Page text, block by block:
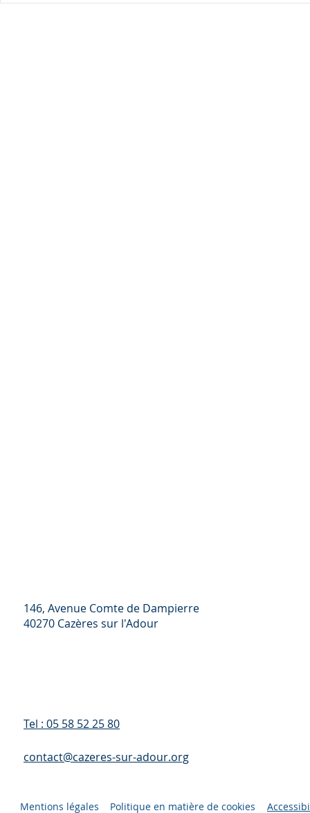
146, Avenue Comte de Dampierre
40270 Cazères sur l'Adour
Tel : 05 58 52 25 80
contact@cazeres-sur-adour.org
Mentions légales Politique en matière de cookies